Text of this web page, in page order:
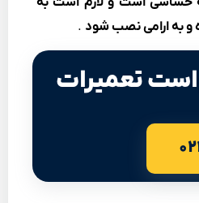
و به ارامی نصب شود .
تعمیرات